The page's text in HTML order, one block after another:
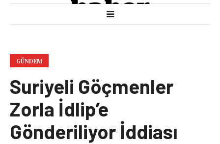
GÜNDEM
Suriyeli Göçmenler
Zorla İdlip’e
Gönderiliyor İddiası